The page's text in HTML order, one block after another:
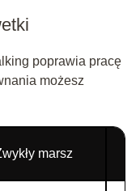
poprawia pracę
możesz
marsz